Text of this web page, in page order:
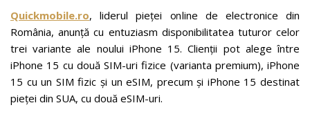
Quickmobile.ro, liderul pieței online de electronice din
România, anunță cu entuziasm disponibilitatea tuturor celor
trei variante ale noului iPhone 15. Clienții pot alege între
iPhone 15 cu două SIM-uri fizice (varianta premium), iPhone
15 cu un SIM fizic și un eSIM, precum și iPhone 15 destinat
pieței din SUA, cu două eSIM-uri.